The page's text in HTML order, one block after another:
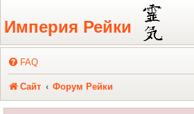
Регистрация
Империя Рейки
FAQ
Сайт Форум Рейки